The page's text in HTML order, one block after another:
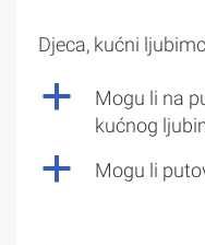
Djeca, kućni
a
Mogu li na
kućnog
a Mogu li